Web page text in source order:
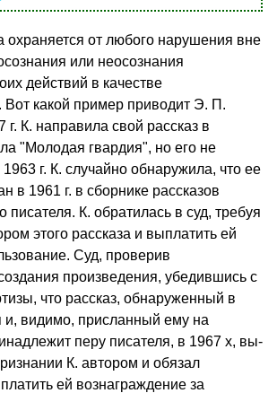
охраняется от любого нарушения вне
или неосознания
дей­ствий в качестве
какой пример приводит Э. П.
г. К. направила свой рассказ в
"Молодая гвардия", но его не
г. К. случайно обнаружила, что ее
в 1961 г. в сборнике рассказов
писателя. К. обратилась в суд, требуя
этого рассказа и выплатить ей
Суд, проверив
произведения, убедившись с
что рас­сказ, обнаруженный в
и, видимо, присланный ему на
перу писателя, в 1967 х, вы­
К. автором и обязал
ей вознаграждение за